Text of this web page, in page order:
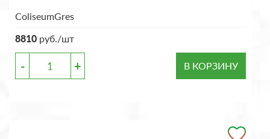
ColiseumGres
8810 руб./шт
- + В КОРЗИНУ